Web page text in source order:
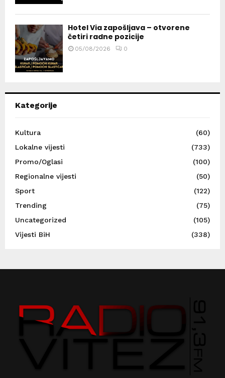
Hotel Via zapošljava – otvorene
četiri radne pozicije
05/08/2026 0
Kategorije
Kultura
(60)
Lokalne vijesti
(733)
Promo/Oglasi
(100)
Regionalne vijesti
(50)
Sport
(122)
Trending
(75)
Uncategorized
(105)
Vijesti BiH
(338)